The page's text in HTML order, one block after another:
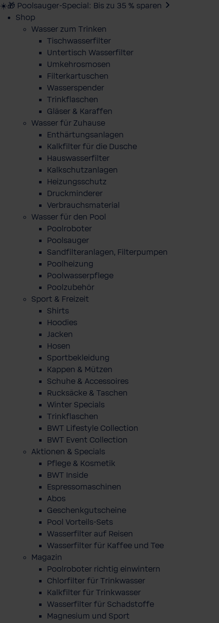
☀️🎁 Poolsauger-Special: Bis zu 35 % sparen
Shop
Wasser zum Trinken
Tischwasserfilter
Untertisch Wasserfilter
Umkehrosmosen
Filterkartuschen
Wasserspender
Trinkflaschen
Gläser & Karaffen
Wasser für Zuhause
Enthärtungsanlagen
Kalkfilter für die Dusche
Hauswasserfilter
Kalkschutzanlagen
Heizungsschutz
Druckminderer
Verbrauchsmaterial
Wasser für den Pool
Poolroboter
Poolsauger
Sandfilteranlagen, Filterpumpen
Poolheizung
Poolwasserpflege
Poolzubehör
Sport & Freizeit
Shirts
Hoodies
Jacken
Hosen
Sportbekleidung
Kappen & Mützen
Schuhe & Accessoires
Rucksäcke & Taschen
Winter Specials
Trinkflaschen
BWT Lifestyle Collection
BWT Event Collection
Aktionen & Specials
Pflege & Kosmetik
BWT Inside
Espressomaschinen
Abos
Geschenkgutscheine
Pool Vorteils-Sets
Wasserfilter auf Reisen
Wasserfilter für Kaffee und Tee
Magazin
Poolroboter richtig einwintern
Chlorfilter für Trinkwasser
Kalkfilter für Trinkwasser
Wasserfilter für Schadstoffe
Magnesium und Sport